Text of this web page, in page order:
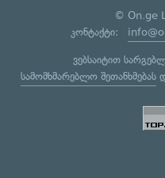
© On.ge
კონტაქტი:
ვებსაიტით
სამომხმარებლო შეთანხმებას